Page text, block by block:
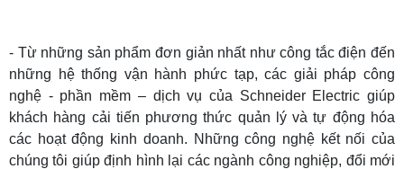
- Từ những sản phẩm đơn giản nhất như công tắc điện đến
những hệ thống vận hành phức tạp, các giải pháp công
nghệ - phần mềm – dịch vụ của Schneider Electric giúp
khách hàng cải tiến phương thức quản lý và tự động hóa
các hoạt động kinh doanh. Những công nghệ kết nối của
chúng tôi giúp định hình lại các ngành công nghiệp, đổi mới